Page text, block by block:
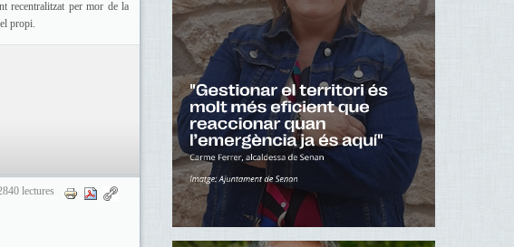
recentralitzat per mor de la
propi.
lectures